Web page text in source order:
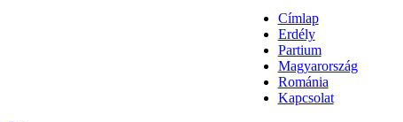
Címlap
Erdély
Partium
Magyarország
Románia
Kapcsolat